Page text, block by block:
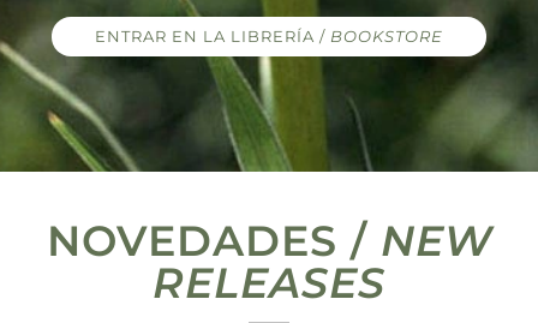
ENTRAR EN LA LIBRERÍA / BOOKSTORE
NOVEDADES / NEW
RELEASES